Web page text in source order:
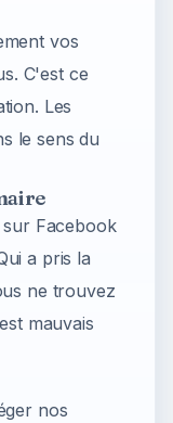
vos
C'est ce
. Les
le sens du
Facebook
a pris la
ne trouvez
mauvais
nos